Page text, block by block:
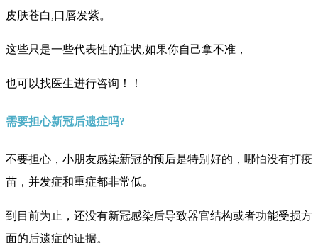
皮肤苍白,口唇发紫。
这些只是一些代表性的症状,如果你自己拿不准，
也可以找医生进行咨询！！
需要担心新冠后遗症吗?
不要担心，小朋友感染新冠的预后是特别好的，哪怕没有打疫
苗，并发症和重症都非常低。
到目前为止，还没有新冠感染后导致器官结构或者功能受损方
面的后遗症的证据。